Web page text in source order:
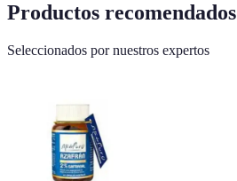
Productos recomendados
Seleccionados por nuestros expertos